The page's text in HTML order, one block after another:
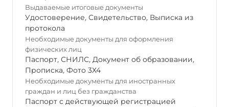
Выдаваемые итоговые документы
Удостоверение, Свидетельство, Выписка из
протокола
Необходимые документы для оформления
физических лиц
Паспорт, СНИЛС, Документ об образовании,
Прописка, Фото 3Х4
Необходимые документы для иностранных
граждан и лиц без гражданства
Паспорт с действующей регистрацией